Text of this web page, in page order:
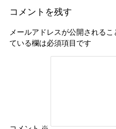
コメントを残す
メールアドレスが公開されるこ
ている欄は必須項目です